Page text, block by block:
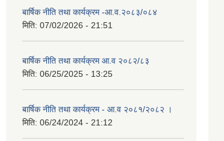
बार्षिक नीति तथा कार्यक्रम -आ.व.२०८३/०८४
मिति: 07/02/2026 - 21:51
बार्षिक नीति तथा कार्यक्रम आ.व २०८२/८३
मिति: 06/25/2025 - 13:25
बार्षिक नीति तथा कार्यक्रम - आ.व २०८१/२०८२ ।
मिति: 06/24/2024 - 21:12